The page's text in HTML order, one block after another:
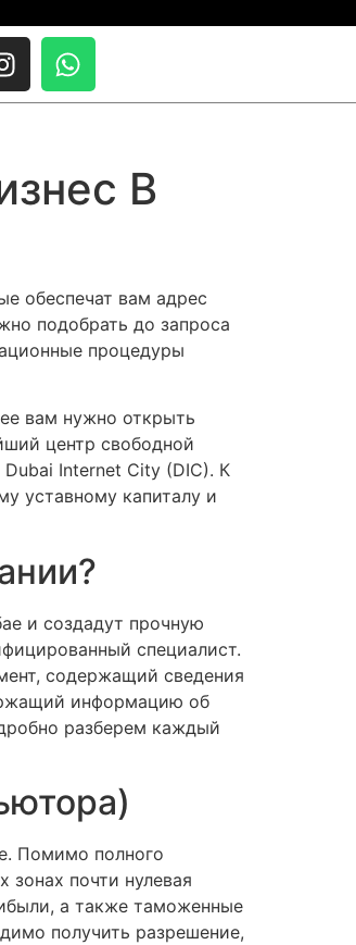
В
обеспечат вам адрес
подобрать до запроса
процедуры
вам нужно открыть
центр свободной
Internet City (DIC). К
уставному капиталу и
и создадут прочную
специалист.
содержащий сведения
информацию об
разберем каждый
Помимо полного
почти нулевая
а также таможенные
получить разрешение,